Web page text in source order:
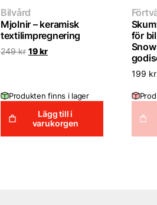
Bilvård
Mjolnir – keramisk
textilimpregnering
249kr Det
19krDet
Produkten finns i lager
Lägg till i
varukorgen
för
199 kr